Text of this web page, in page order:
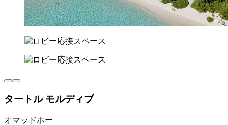
タートル モルディブ
オマッドホー